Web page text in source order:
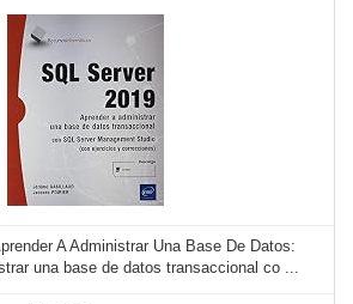
A Administrar Una Base De Datos:
una base de datos transaccional co ...